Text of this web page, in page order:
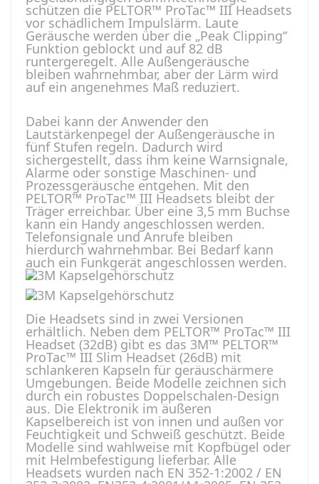
schützen die PELTOR™ ProTac™ III Headsets
vor schädlichem Impulslärm. Laute
Geräusche werden über die „Peak Clipping“
Funktion geblockt und auf 82 dB
runtergeregelt. Alle Außengeräusche
bleiben wahrnehmbar, aber der Lärm wird
auf ein angenehmes Maß reduziert.
Dabei kann der Anwender den
Lautstärkenpegel der Außengeräusche in
fünf Stufen regeln. Dadurch wird
sichergestellt, dass ihm keine Warnsignale,
Alarme oder sonstige Maschinen- und
Prozessgeräusche entgehen. Mit den
PELTOR™ ProTac™ III Headsets bleibt der
Träger erreichbar. Über eine 3,5 mm Buchse
kann ein Handy angeschlossen werden.
Telefonsignale und Anrufe bleiben
hierdurch wahrnehmbar. Bei Bedarf kann
auch ein Funkgerät angeschlossen werden.
Die Headsets sind in zwei Versionen
erhältlich. Neben dem PELTOR™ ProTac™ III
Headset (32dB) gibt es das 3M™ PELTOR™
ProTac™ III Slim Headset (26dB) mit
schlankeren Kapseln für geräuschärmere
Umgebungen. Beide Modelle zeichnen sich
durch ein robustes Doppelschalen-Design
aus. Die Elektronik im äußeren
Kapselbereich ist von innen und außen vor
Feuchtigkeit und Schweiß geschützt. Beide
Modelle sind wahlweise mit Kopfbügel oder
mit Helmbefestigung lieferbar. Alle
Headsets wurden nach EN 352-1:2002 / EN